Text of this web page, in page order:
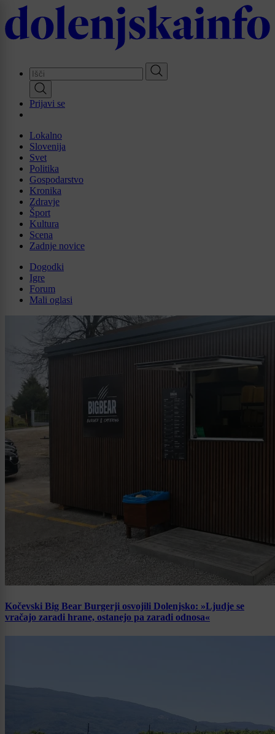
Skip
to
main
Prijavi se
Lokalno
Slovenija
Svet
Politika
Gospodarstvo
Kronika
Zdravje
Šport
Kultura
Scena
Zadnje novice
Dogodki
Igre
Forum
Mali oglasi
Kočevski Big Bear Burgerji osvojili Dolenjsko: »Ljudje se
vračajo zaradi hrane, ostanejo pa zaradi odnosa«